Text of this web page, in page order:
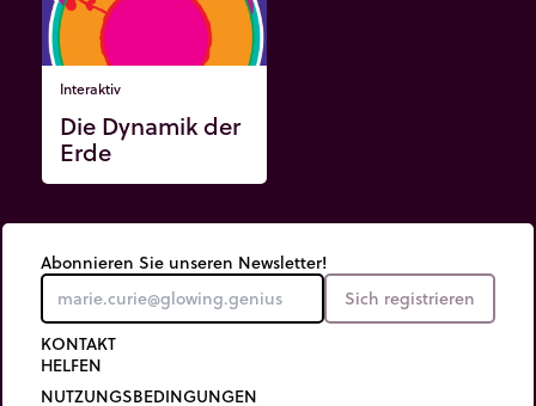
Interaktiv
Die Dynamik der
Erde
Abonnieren Sie unseren Newsletter!
Sich registrieren
KONTAKT
HELFEN
NUTZUNGSBEDINGUNGEN